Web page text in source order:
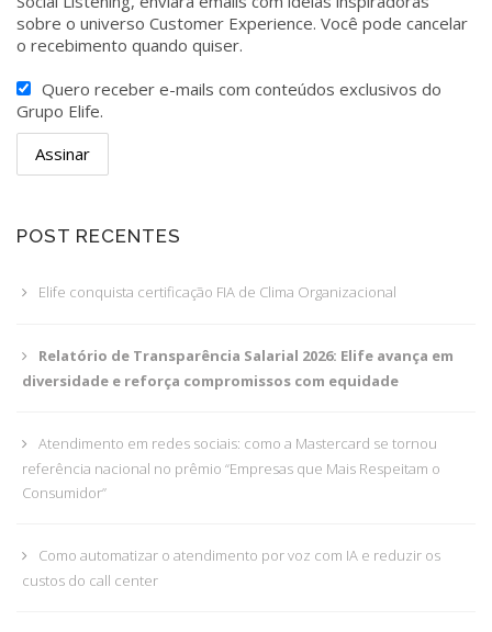
sobre o universo Customer Experience. Você pode cancelar
o recebimento quando quiser.
Quero receber e-mails com conteúdos exclusivos do
Grupo Elife.
POST RECENTES
Elife conquista certificação FIA de Clima Organizacional
Relatório de Transparência Salarial 2026: Elife avança em
diversidade e reforça compromissos com equidade
Atendimento em redes sociais: como a Mastercard se tornou
referência nacional no prêmio “Empresas que Mais Respeitam o
Consumidor”
Como automatizar o atendimento por voz com IA e reduzir os
custos do call center